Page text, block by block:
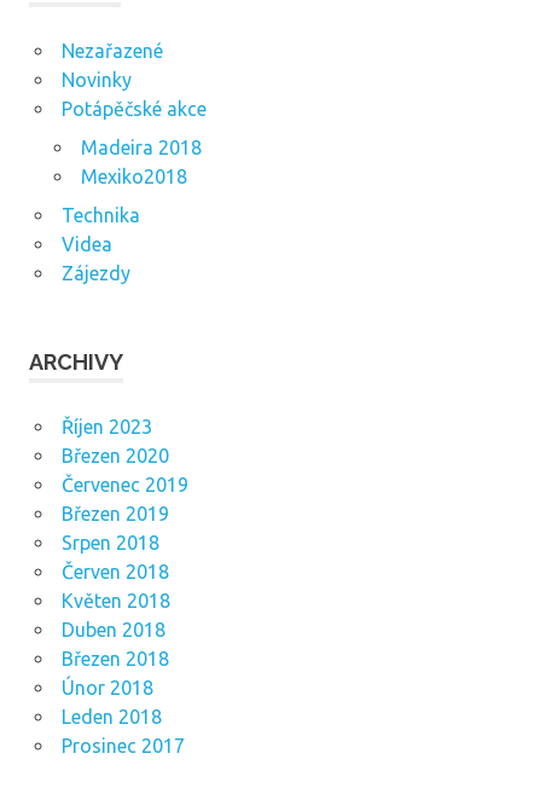
Nezařazené
Novinky
Potápěčské akce
Madeira 2018
Mexiko2018
Technika
Videa
Zájezdy
ARCHIVY
Říjen 2023
Březen 2020
Červenec 2019
Březen 2019
Srpen 2018
Červen 2018
Květen 2018
Duben 2018
Březen 2018
Únor 2018
Leden 2018
Prosinec 2017